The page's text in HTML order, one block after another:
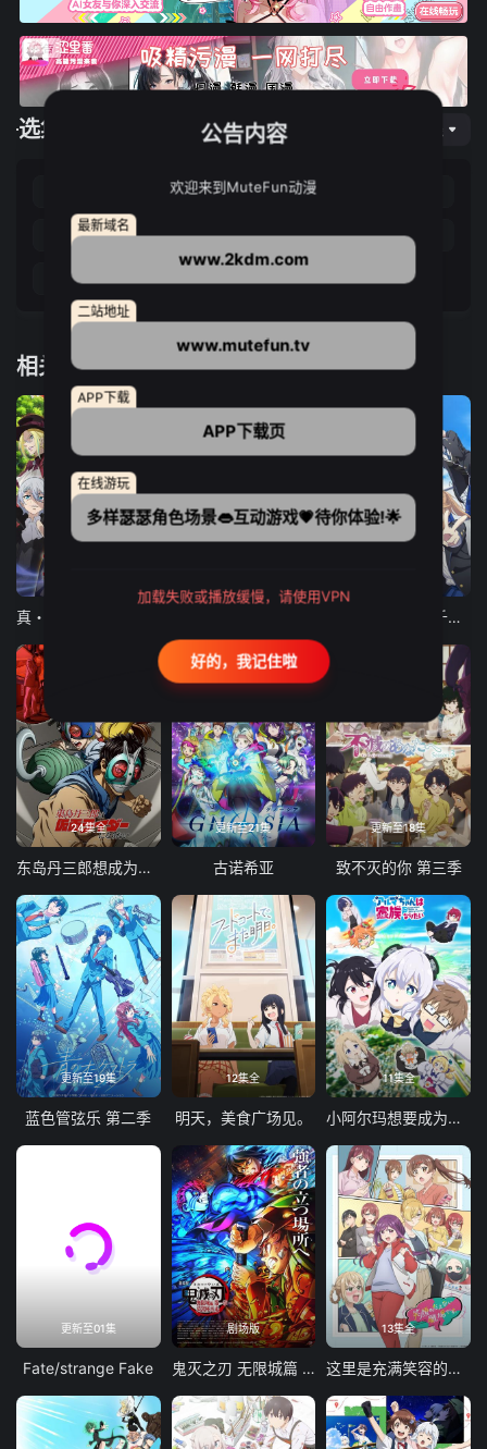
选集播放
第13集 第14集
第16集 第17集 第18集 第19集
第20集
相关推荐
弹珠汽水瓶里的千岁同学
24集全
东岛丹三郎想成为假面骑士
更新至21集
古诺希亚
更新至18集
致不灭的你 第三季
更新至19集
蓝色管弦乐 第二季
12集全
明天，美食广场见。
11集全
小阿尔玛想要成为家人
更新至01集
Fate/strange Fake
剧场版
鬼灭之刃 无限城篇 第一章 猗窝座再袭
13集全
这里是充满笑容的职场。
公告内容
欢迎来到MuteFun动漫
最新域名
www.2kdm.com
二站地址
www.mutefun.tv
APP下载
APP下载页
在线游玩
多样瑟瑟角色场景👄互动游戏💗待你体验!🌟
加载失败或播放缓慢，请使用VPN
好的，我记住啦